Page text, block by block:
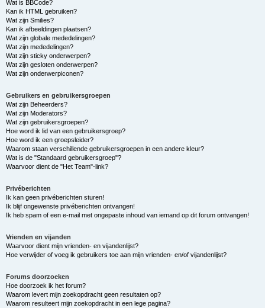
Wat is BBCode?
Kan ik HTML gebruiken?
Wat zijn Smilies?
Kan ik afbeeldingen plaatsen?
Wat zijn globale mededelingen?
Wat zijn mededelingen?
Wat zijn sticky onderwerpen?
Wat zijn gesloten onderwerpen?
Wat zijn onderwerpiconen?
Gebruikers en gebruikersgroepen
Wat zijn Beheerders?
Wat zijn Moderators?
Wat zijn gebruikersgroepen?
Hoe word ik lid van een gebruikersgroep?
Hoe word ik een groepsleider?
Waarom staan verschillende gebruikersgroepen in een andere kleur?
Wat is de "Standaard gebruikersgroep"?
Waarvoor dient de "Het Team"-link?
Privéberichten
Ik kan geen privéberichten sturen!
Ik blijf ongewenste privéberichten ontvangen!
Ik heb spam of een e-mail met ongepaste inhoud van iemand op dit forum ontvangen!
Vrienden en vijanden
Waarvoor dient mijn vrienden- en vijandenlijst?
Hoe verwijder of voeg ik gebruikers toe aan mijn vrienden- en/of vijandenlijst?
Forums doorzoeken
Hoe doorzoek ik het forum?
Waarom levert mijn zoekopdracht geen resultaten op?
Waarom resulteert mijn zoekopdracht in een lege pagina?